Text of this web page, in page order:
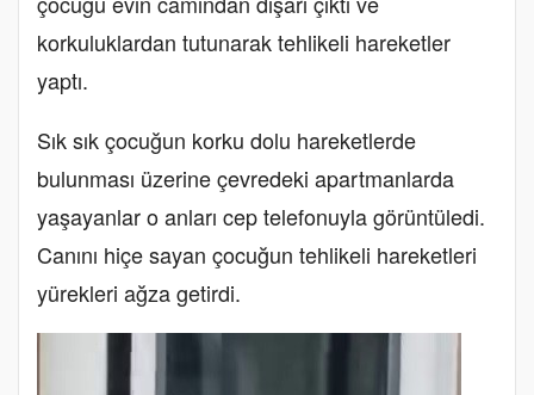
korkuluklardan tutunarak tehlikeli hareketler
yaptı.
Sık sık çocuğun korku dolu hareketlerde
bulunması üzerine çevredeki apartmanlarda
yaşayanlar o anları cep telefonuyla görüntüledi.
Canını hiçe sayan çocuğun tehlikeli hareketleri
yürekleri ağza getirdi.